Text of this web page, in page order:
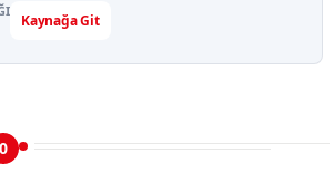
Kaynağa Git
0